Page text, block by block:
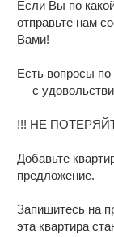
Если Вы по
отправьте нам
Вами!
Есть вопросы
— с
!!! НЕ
Добавьте
предложение.
Запишитесь на
эта квартира